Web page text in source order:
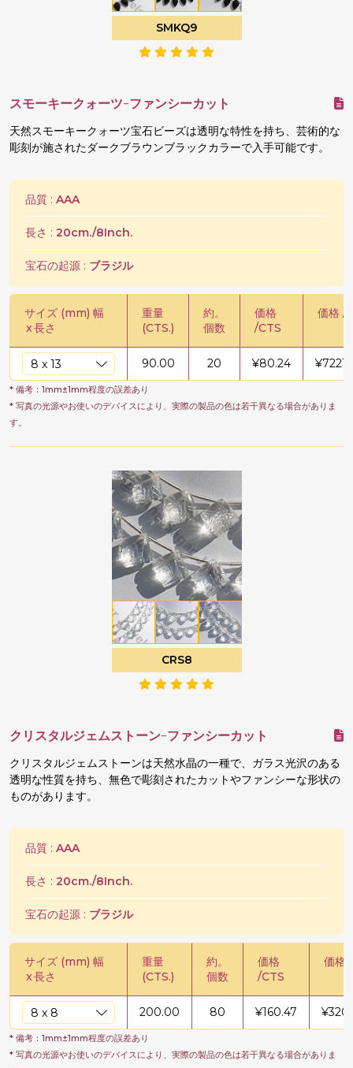
SMKQ9
スモーキークォーツ-ファンシーカット
天然スモーキークォーツ宝石ビーズは透明な特性を持ち、芸術的な
彫刻が施されたダークブラウンブラックカラーで入手可能です。
品質 : AAA
長さ : 20cm./8Inch.
宝石の起源 : ブラジル
サイズ (mm) 幅
x長さ
重量
(CTS.)
約。
個数
価格
/CTS
価格 /
90.00 20 ¥80.24 ¥
* 備考：1mm±1mm程度の誤差あり
* 写真の光源やお使いのデバイスにより、実際の製品の色は若干異なる場合がありま
す。
CRS8
クリスタルジェムストーン-ファンシーカット
クリスタルジェムストーンは天然水晶の一種で、ガラス光沢のある
透明な性質を持ち、無色で彫刻されたカットやファンシーな形状の
ものがあります。
品質 : AAA
長さ : 20cm./8Inch.
宝石の起源 : ブラジル
サイズ (mm) 幅
x長さ
重量
(CTS.)
約。
個数
価格
/CTS
価格
200.00 80 ¥160.47 ¥
* 備考：1mm±1mm程度の誤差あり
* 写真の光源やお使いのデバイスにより、実際の製品の色は若干異なる場合がありま